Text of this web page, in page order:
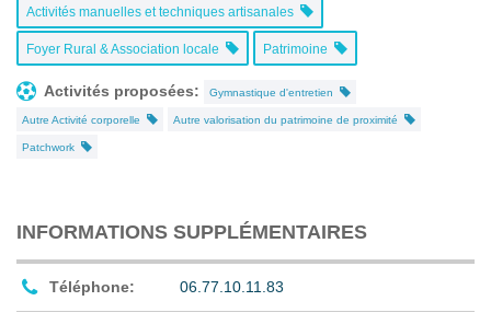
Activités manuelles et techniques artisanales
Foyer Rural & Association locale Patrimoine
Activités proposées: Gymnastique d'entretien
Autre Activité corporelle Autre valorisation du patrimoine de proximité
Patchwork
INFORMATIONS SUPPLÉMENTAIRES
Téléphone: 06.77.10.11.83